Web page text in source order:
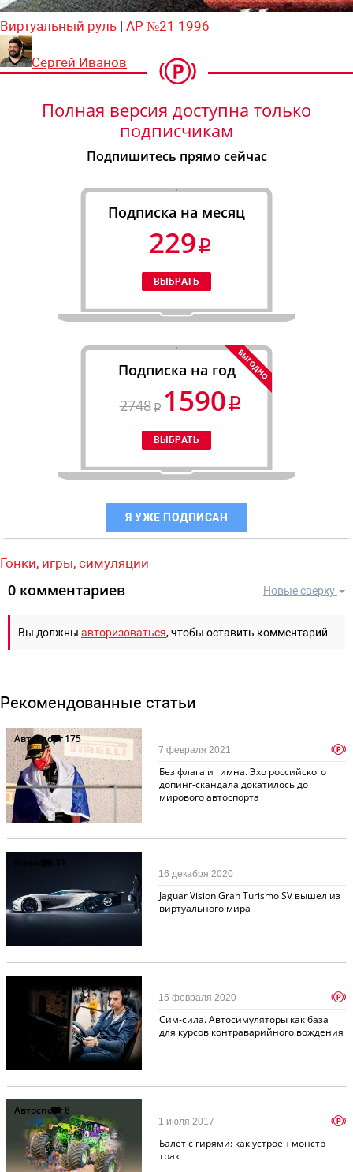
Виртуальный руль | АР №21 1996
Сергей Иванов
Полная версия доступна только
подписчикам
Подпишитесь прямо сейчас
Подписка на месяц
229
Подписка на год
2748
1590
Я УЖЕ ПОДПИСАН
Гонки, игры, симуляции
Новые сверху
0 комментариев
Вы должны авторизоваться, чтобы оставить комментарий
Рекомендованные статьи
Автоспорт175
Без флага и гимна. Эхо российского
допинг-скандала докатилось до
мирового автоспорта
7 февраля 2021 p
Новости 31
Jaguar Vision Gran Turismo SV вышел из
виртуального мира
16 декабря 2020
Виртуальный руль162
Сим-сила. Автосимуляторы как база
для курсов контраварийного вождения
15 февраля 2020 p
Автоспорт8
Балет с гирями: как устроен монстр-
трак
1 июля 2017 p